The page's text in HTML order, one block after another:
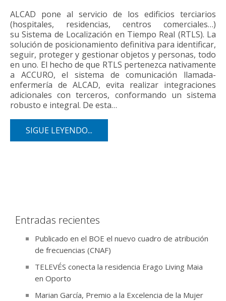
ALCAD pone al servicio de los edificios terciarios
(hospitales, residencias, centros comerciales…)
su Sistema de Localización en Tiempo Real (RTLS). La
solución de posicionamiento definitiva para identificar,
seguir, proteger y gestionar objetos y personas, todo
en uno. El hecho de que RTLS pertenezca nativamente
a ACCURO, el sistema de comunicación llamada-
enfermería de ALCAD, evita realizar integraciones
adicionales con terceros, conformando un sistema
robusto e integral. De esta…
SIGUE LEYENDO...
Entradas recientes
Publicado en el BOE el nuevo cuadro de atribución
de frecuencias (CNAF)
TELEVÉS conecta la residencia Erago Living Maia
en Oporto
Marian García, Premio a la Excelencia de la Mujer